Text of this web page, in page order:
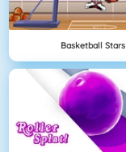
Basketball Stars